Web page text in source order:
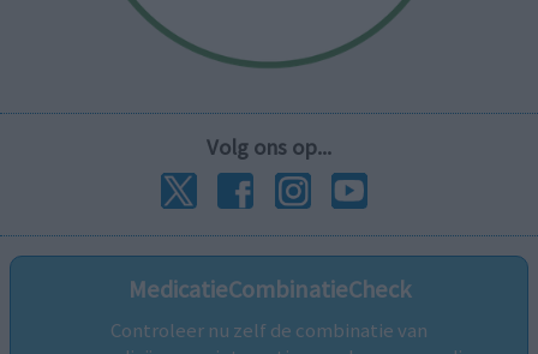
Volg ons op...
MedicatieCombinatieCheck
Controleer nu zelf de combinatie van